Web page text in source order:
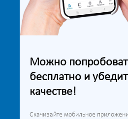
Можно
бесплатно и
качестве!
Скачивайте мобильное